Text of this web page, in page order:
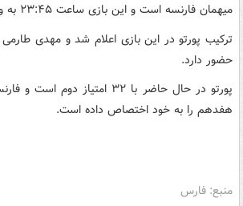
میهمان فارنسه است و این بازی ساعت ۲۳:۴۵ به وقت ایران آغاز می‌شود.
ترکیب پورتو در این بازی اعلام شد و مهدی
حضور دارد.
هفدهم را به خود اختصاص داده است.
منبع: فارس